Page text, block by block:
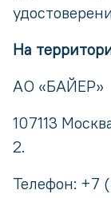
На
АО «БАЙЕР»
107113
2.
Телефон: +7